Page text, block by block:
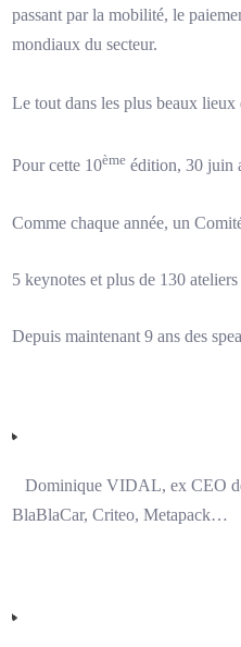
passant par la mobilité, le
mondiaux du secteur.
Le tout dans les plus beaux lieux
Pour cette 10ème édition, 30 juin
Comme chaque année, un
5 keynotes et plus de 130
Depuis maintenant 9 ans des
Dominique VIDAL, ex CEO
BlaBlaCar, Criteo, Metapack…